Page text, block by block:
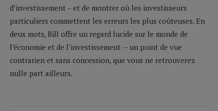
d’investissement – et de montrer où les investisseurs
particuliers commettent les erreurs les plus coûteuses. En
deux mots, Bill offre un regard lucide sur le monde de
l’économie et de l’investissement -- un point de vue
contrarien et sans concession, que vous ne retrouverez
nulle part ailleurs.